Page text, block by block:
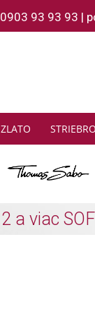
0903 93 93 93 |
ZLATO STRIEBRO
THOMAS